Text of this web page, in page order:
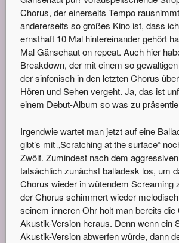
Chorus, der einerseits Tempo
andererseits so großes Kino ist, dass
ernsthaft 10 Mal hintereinander gehört
Mal Gänsehaut on repeat. Auch hier
Breakdown, der mit einem so
der sinfonisch in den letzten Chorus
Hören und Sehen vergeht. Ja, das ist
einem Debut-Album so was zu
Irgendwie wartet man jetzt auf eine
gibt’s mit „Scratching at the surface“
Zwölf. Zumindest nach dem
tatsächlich zunächst balladesk los, um
Chorus wieder in wütendem Screaming
der Chorus schimmert wieder
seinem inneren Ohr holt man bereits die
Akustik-Version heraus. Denn wenn ein
Akustik-Version abwerfen würde, dann